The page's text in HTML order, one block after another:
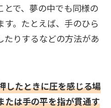
とで、夢の中でも同様の
。たとえば、手のひら
たりするなどの方法があ
したときに圧を感じる場
たは手の平を指が貫通す